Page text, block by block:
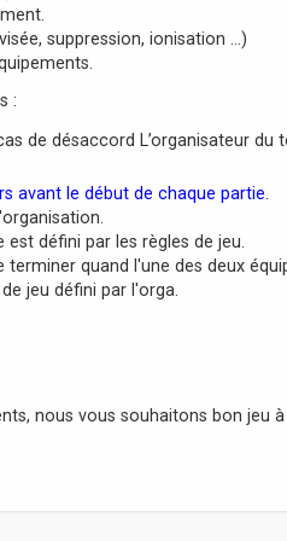
suppression, ionisation ...)
:
de désaccord L’organisateur
avant le début de chaque partie.
est défini par les règles de jeu.
quand l'une des deux
jeu défini par l'orga.
nous vous souhaitons bon jeu